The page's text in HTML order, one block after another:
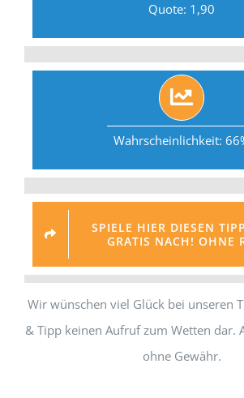
Quote: 1,90
Wahrscheinlichkeit:
SPIELE HIER DIESEN
GRATIS NACH! OHNE
Wir wünschen viel Glück bei unseren
& Tipp keinen Aufruf zum Wetten dar.
ohne Gewähr.